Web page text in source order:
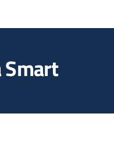
Smart